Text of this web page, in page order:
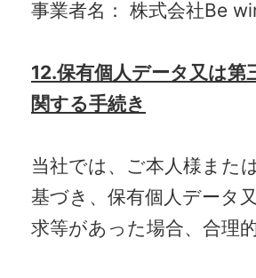
事業者名： 株式会社Be
12.保有個人データ又は第
関する手続き
当社では、ご本人様また
基づき、保有個人データ
求等があった場合、合理